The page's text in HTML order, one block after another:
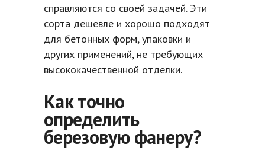
справляются со своей задачей. Эти
сорта дешевле и хорошо подходят
для бетонных форм, упаковки и
других применений, не требующих
высококачественной отделки.
Как точно
определить
березовую фанеру?